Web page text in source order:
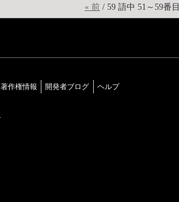
« 前 / 59 語中 51～59番目
著作権情報 開発者ブログ
ヘルプ